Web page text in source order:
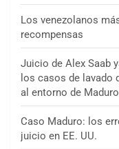
Los venezolanos
recompensas
Juicio de Alex Saab
los casos de lavado
al entorno de Maduro
Caso Maduro: los
juicio en EE. UU.